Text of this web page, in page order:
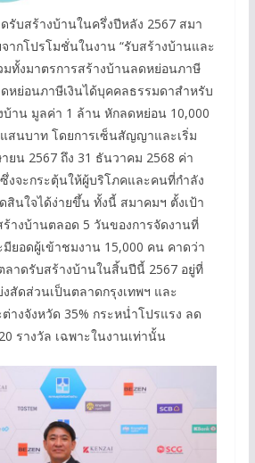
บสร้างบ้านในครึ่งปีหลัง 2567 สมา
ากโปรโมชั่นในงาน “รับสร้างบ้านและ
มทั้งมาตรการสร้างบ้านลดหย่อนภาษี
หย่อนภาษีเงินได้บุคคลธรรมดาสำหรับ
บ้าน มูลค่า 1 ล้าน หักลดหย่อน 10,000
สนบาท โดยการเซ็นสัญญาและเริ่ม
ยน 2567 ถึง 31 ธันวาคม 2568 ค่า
จะกระตุ้นให้ผู้บริโภคและคนที่กำลัง
สินใจได้ง่ายขึ้น ทั้งนี้ สมาคมฯ ตั้งเป้า
างบ้านตลอด 5 วันของการจัดงานที่
ยอดผู้เข้าชมงาน 15,000 คน คาดว่า
ลาดรับสร้างบ้านในสิ้นปีนี้ 2567 อยู่ที่
สัดส่วนเป็นตลาดกรุงเทพฯ และ
งจังหวัด 35% กระหน่ำโปรแรง ลด
รางวัล เฉพาะในงานเท่านั้น